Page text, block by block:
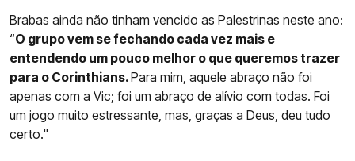
Brabas ainda não tinham vencido as Palestrinas neste ano:
“O grupo vem se fechando cada vez mais e
entendendo um pouco melhor o que queremos trazer
para o Corinthians.Para mim, aquele abraço não foi
apenas com a Vic; foi um abraço de alívio com todas. Foi
um jogo muito estressante, mas, graças a Deus, deu tudo
certo."